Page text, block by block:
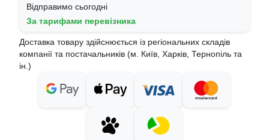
Відправимо сьогодні
За тарифами перевізника
Доставка товару здійснюється із регіональних складів
компанії та постачальників (м. Київ, Харків, Тернопіль та
ін.)